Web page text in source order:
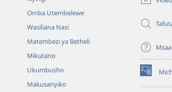
Omba Utembelewe
Wasiliana Nasi
Matembezi ya Betheli
Mikutano
Ukumbusho
Makusanyiko
window)
(opens
new